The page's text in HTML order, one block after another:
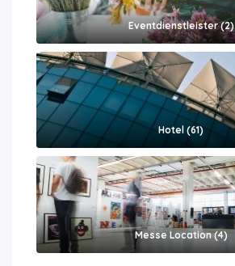
Eventdienstleister (2)
Hotel (61)
Messe Location (4)